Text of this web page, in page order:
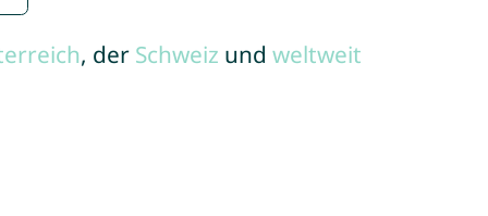
, der Schweiz und weltweit